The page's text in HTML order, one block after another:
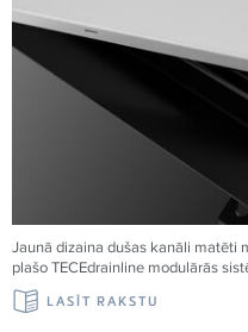
Jaunā dizaina dušas kanāli matēti
plašoTECEdrainline modulārās
LASĪT RAKSTU